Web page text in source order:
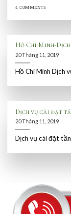
4 COMMENTS
Hồ Chí Minh-
20 Tháng 11, 2019
Hồ Chí Minh Dịch
Dịch vụ cài đặt
20 Tháng 11, 2019
Dịch vụ cài đặt